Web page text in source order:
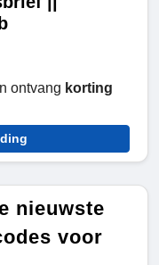
ontvang korting
nieuwste
voor